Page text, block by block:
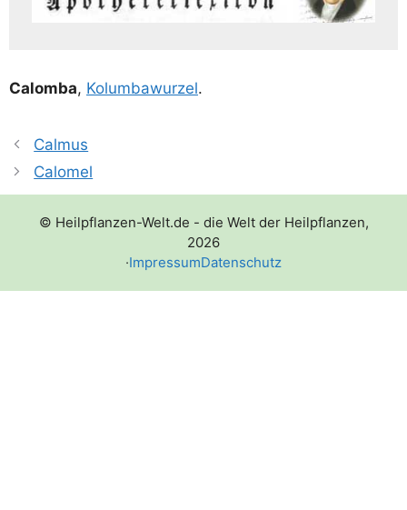
Calom­ba, Kolum­ba­wur­zel.
Calmus
Calomel
© Heilpflanzen-Welt.de - die Welt der Heilpflanzen,
2026
·ImpressumDatenschutz